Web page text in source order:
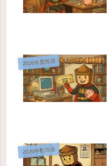
2026年度投資
2026年配当金